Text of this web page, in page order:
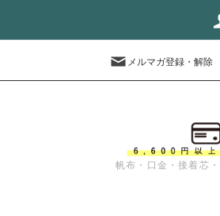
メルマガ登録・解除
帆布・口金・接着芯